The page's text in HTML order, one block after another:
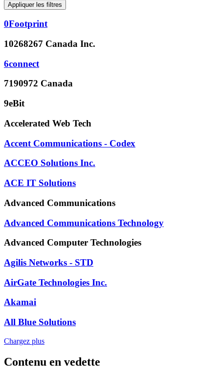
Appliquer les filtres
0Footprint
10268267 Canada Inc.
6connect
7190972 Canada
9eBit
Accelerated Web Tech
Accent Communications - Codex
ACCEO Solutions Inc.
ACE IT Solutions
Advanced Communications
Advanced Communications Technology
Advanced Computer Technologies
Agilis Networks - STD
AirGate Technologies Inc.
Akamai
All Blue Solutions
Chargez plus
Contenu en vedette